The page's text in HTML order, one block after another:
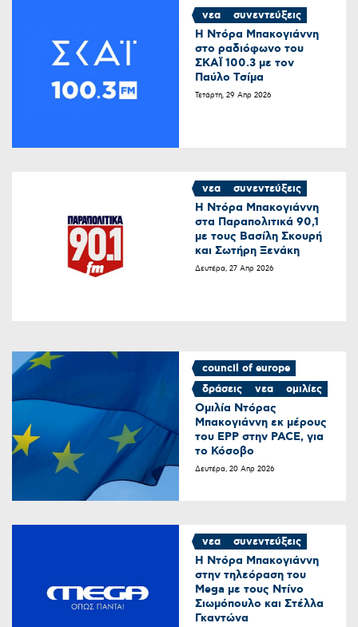
Πέμπτη, 30 Απρ 2026
νεα συνεντεύξεις
Η Ντόρα Μπακογιάννη
στο ραδιόφωνο του
ΣΚΑΪ 100.3 με τον
Παύλο Τσίμα
Τετάρτη, 29 Απρ 2026
νεα συνεντεύξεις
Η Ντόρα Μπακογιάννη
στα Παραπολιτικά 90,1
με τους Βασίλη Σκουρή
και Σωτήρη Ξενάκη
Δευτέρα, 27 Απρ 2026
council of europe
δράσεις
νεα ομιλίες
Ομιλία Ντόρας
Μπακογιάννη εκ μέρους
του EPP στην PACE, για
το Κόσοβο
Δευτέρα, 20 Απρ 2026
νεα συνεντεύξεις
Η Ντόρα Μπακογιάννη
στην τηλεόραση του
Mega με τους Ντίνο
Σιωμόπουλο και Στέλλα
Γκαντώνα